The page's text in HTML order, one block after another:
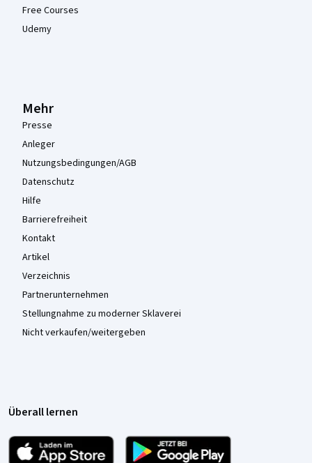
Free Courses
Udemy
Mehr
Presse
Anleger
Nutzungsbedingungen/AGB
Datenschutz
Hilfe
Barrierefreiheit
Kontakt
Artikel
Verzeichnis
Partnerunternehmen
Stellungnahme zu moderner Sklaverei
Nicht verkaufen/weitergeben
Überall lernen